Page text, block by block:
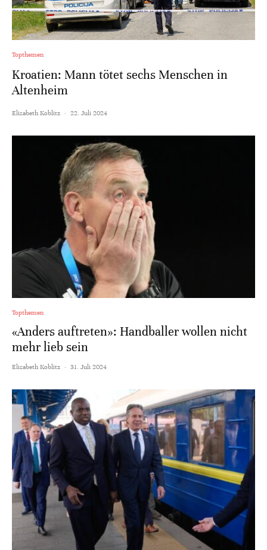
Topthemen
Kroatien: Mann tötet sechs Menschen in
Altenheim
Elisabeth Koblitz · 22. Juli 2024
Topthemen
«Anders auftreten»: Handballer wollen nicht
mehr lieb sein
Elisabeth Koblitz · 31. Juli 2024